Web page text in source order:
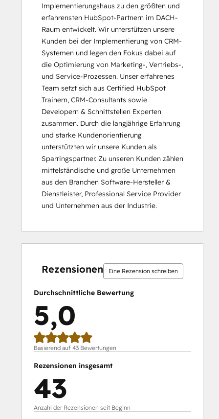
HubSpot CMS for Developers II
HubSpot Content Hub Software
HubSpot Implementation for Partners
HubSpot Marketing Hub Software
Certification
HubSpot Marketing Software
HubSpot Reporting
HubSpot Sales Hub Software
Certification
HubSpot Sales Software
HubSpot Solutions Partner
Inbound
Inbound Marketing
Inbound Sales
Integrating With HubSpot I: Foundations
Marketing Hub Implementation
Objectives-Based Onboarding
Platform Consulting
Sales Enablement
Sales Hub Implementation
SEO
Service Hub Software
Course
Social Media Marketing Certification II
Solutions Architecture Foundations
Implementierungshaus zu den größten und
erfahrensten HubSpot-Partnern im DACH-
Raum entwickelt. Wir unterstützen unsere
Kunden bei der Implementierung von CRM-
Systemen und legen den Fokus dabei auf
die Optimierung von Marketing-, Vertriebs-,
und Service-Prozessen. Unser erfahrenes
Team setzt sich aus Certified HubSpot
Trainern, CRM-Consultants sowie
Developern & Schnittstellen Experten
zusammen. Durch die langjährige Erfahrung
und starke Kundenorientierung
unterstützten wir unsere Kunden als
Sparringspartner. Zu unseren Kunden zählen
mittelständische und große Unternehmen
aus den Branchen Software-Hersteller &
Dienstleister, Professional Service Provider
und Unternehmen aus der Industrie.
Rezensionen Eine Rezension schreiben
Durchschnittliche Bewertung
5,0
Basierend auf 43 Bewertungen
Rezensionen insgesamt
43
Anzahl der Rezensionen seit Beginn